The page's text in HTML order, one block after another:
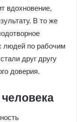
вдохновение,
В то же
людей по рабочим
друг другу
доверия.